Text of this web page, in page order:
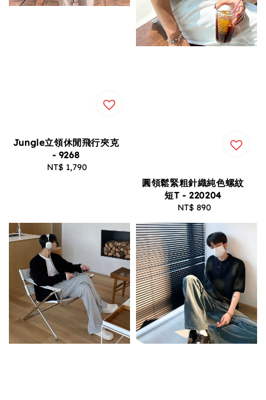
Jungle立領休閒飛行夾克
- 9268
Regular
NT$ 1,790
圓領鬆緊粗針織純色螺紋
短T - 220204
Regular
NT$ 890